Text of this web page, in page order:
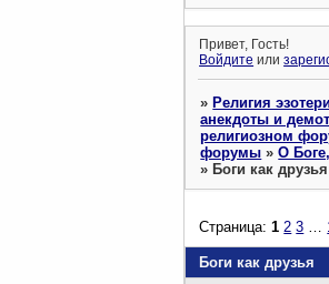
Привет, Гость!
Войдите или
»Религия
анекдоты и
религиозном
форумы »О
»Боги как друзья
Боги как друзья
Страница:1 2 3